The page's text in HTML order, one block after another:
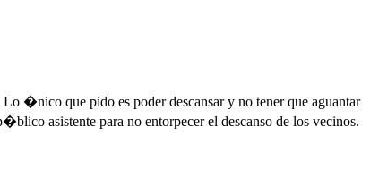
�nico que pido es poder descansar y no tener que aguantar
asistente para no entorpecer el descanso de los vecinos.